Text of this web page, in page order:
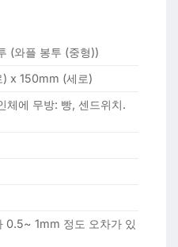
(와플 봉투 (중형))
x 150mm (세로)
체에 무방: 빵, 센드위치.
0.5~ 1mm 정도 오차가 있